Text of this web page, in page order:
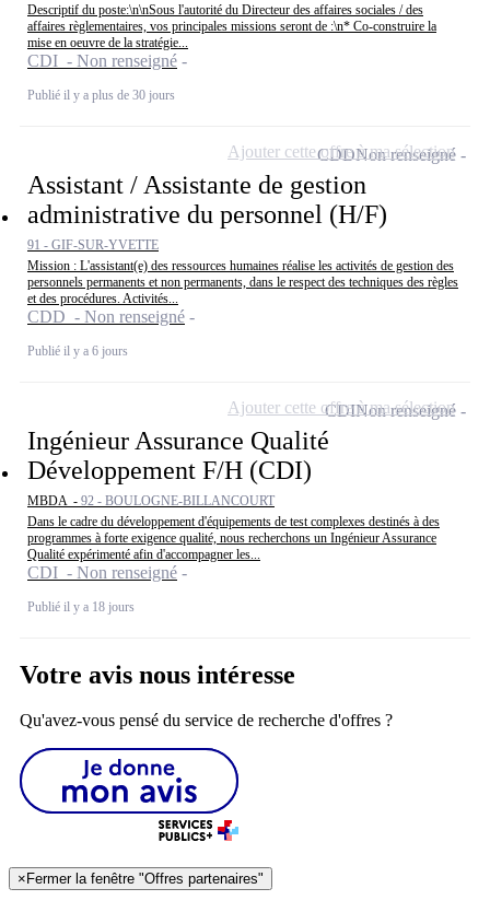
Descriptif du poste:\n\nSous l'autorité du Directeur des affaires sociales / des
affaires règlementaires, vos principales missions seront de :\n* Co-construire la
mise en oeuvre de la stratégie...
CDI - Non renseigné
Publié il y a plus de 30 jours
Assistant / Assistante de gestion
administrative du personnel (H/F)
91 - GIF-SUR-YVETTE
Mission : L'assistant(e) des ressources humaines réalise les activités de gestion des
personnels permanents et non permanents, dans le respect des techniques des règles
et des procédures. Activités...
CDD - Non renseigné
Publié il y a 6 jours
CDDNon renseigné
Ajouter cette offre à ma sélection
Ingénieur Assurance Qualité
Développement F/H (CDI)
MBDA - 92 - BOULOGNE-BILLANCOURT
Dans le cadre du développement d'équipements de test complexes destinés à des
programmes à forte exigence qualité, nous recherchons un Ingénieur Assurance
Qualité expérimenté afin d'accompagner les...
CDI - Non renseigné
Publié il y a 18 jours
CDINon renseigné
Ajouter cette offre à ma sélection
Votre avis nous intéresse
Qu'avez-vous pensé du service de recherche d'offres ?
× Fermer la fenêtre "Offres partenaires"